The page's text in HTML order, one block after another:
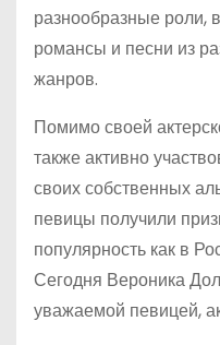
разнообразные роли,
романсы и песни из
жанров.
Помимо своей
также активно
своих собственных
певицы получили
популярность как в
Сегодня Вероника
уважаемой певицей,